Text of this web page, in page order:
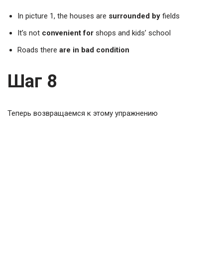
In picture 1, the houses are surrounded by fields
It’s not convenient for shops and kids’ school
Roads there are in bad condition
Шаг 8
Теперь возвращаемся к этому упражнению